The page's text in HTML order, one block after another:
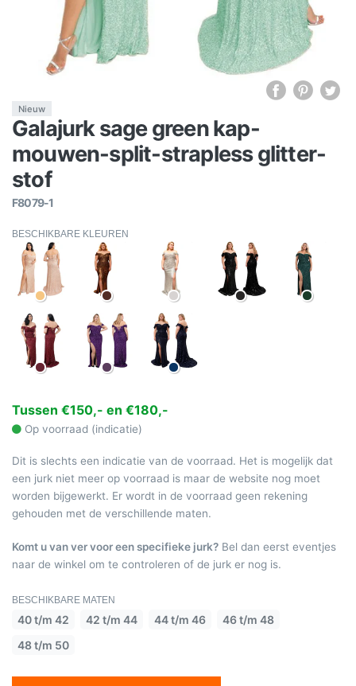
Nieuw
Galajurk sage green kap-
mouwen-split-strapless glitter-
stof
F8079-1
BESCHIKBARE KLEUREN
Tussen €150,- en €180,-
Op voorraad (indicatie)
Dit is slechts een indicatie van de voorraad. Het is mogelijk dat
een jurk niet meer op voorraad is maar de website nog moet
worden bijgewerkt. Er wordt in de voorraad geen rekening
gehouden met de verschillende maten.
Komt u van ver voor een specifieke jurk? Bel dan eerst eventjes
naar de winkel om te controleren of de jurk er nog is.
BESCHIKBARE MATEN
40 t/m 42 42 t/m 44 44 t/m 46
46 t/m 48
48 t/m 50